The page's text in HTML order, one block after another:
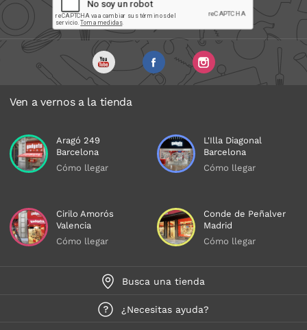
Ven a vernos a la tienda
Aragó 249
Barcelona
Cómo llegar
L'Illa Diagonal
Barcelona
Cómo llegar
Cirilo Amorós
Valencia
Cómo llegar
Conde de Peñalver
Madrid
Cómo llegar
Busca una tienda
¿Necesitas ayuda?